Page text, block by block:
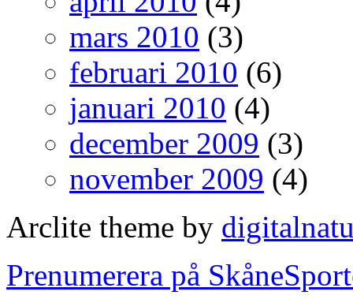
mars 2010 (3)
februari 2010 (6)
januari 2010 (4)
december 2009 (3)
november 2009 (4)
Arclite theme by
Prenumerera på